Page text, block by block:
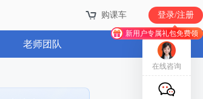
购课车 登录/注册
新用户专属礼包免费领
购课车 登录/注册
新用户专属礼包免费领
老师团队
在线咨询